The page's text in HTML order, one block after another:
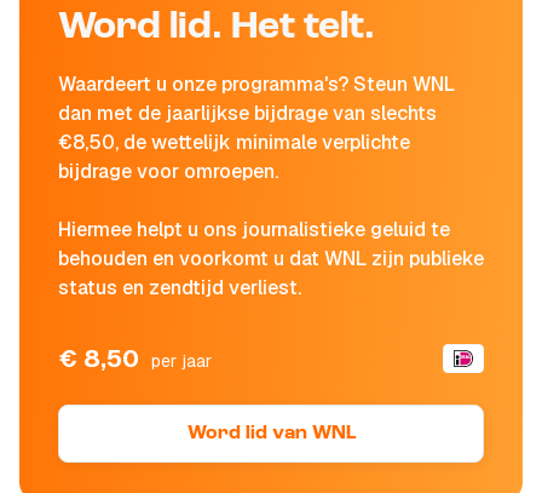
Word lid. Het telt.
Waardeert u onze programma's? Steun WNL
dan met de jaarlijkse bijdrage van slechts
€8,50, de wettelijk minimale verplichte
bijdrage voor omroepen.
Hiermee helpt u ons journalistieke geluid te
behouden en voorkomt u dat WNL zijn publieke
status en zendtijd verliest.
€ 8,50 per jaar
Word lid van WNL